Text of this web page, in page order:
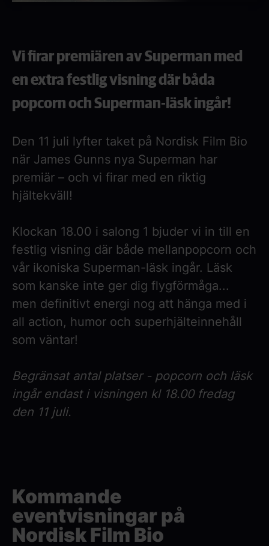
Vi firar premiären av Superman med
en extra festlig visning där båda
popcorn och Superman-läsk ingår!
Den 11 juli lyfter taket på Nordisk Film Bio
när James Gunns nya Superman har
premiär – och vi firar med en riktig
hjältekväll!
Klockan 18.00 i salong 1 bjuder vi in till en
festlig visning där både mellanpopcorn och
vår ikoniska Superman-läsk ingår. Läsk
som kanske inte ger dig flygförmåga...
men definitivt energi nog att hänga med i
all action, humor och superhjälteinnehåll
som väntar!
Begränsat antal platser - popcorn och läsk
ingår endast i visningen kl 18.00 fredag
den 11 juli.
Kommande
eventvisningar på
Nordisk Film Bio